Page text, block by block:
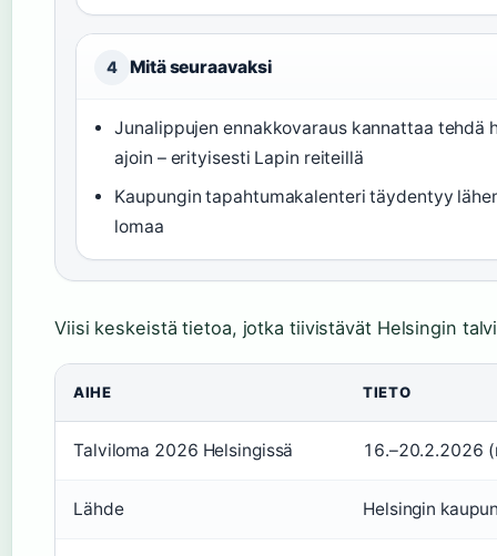
4 Mitä seuraavaksi
Junalippujen ennakkovaraus kannattaa tehdä
ajoin – erityisesti Lapin reiteillä
Kaupungin tapahtumakalenteri täydentyy
lomaa
Viisi keskeistä tietoa, jotka tiivistävät Helsingin
AIHE TIETO
Talviloma 2026 Helsingissä 16.–20.2.2026
Lähde Helsingin